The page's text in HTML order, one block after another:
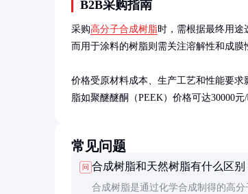
B2B采购指南
采购高分子合成树脂时，需根据最终用途
而用于涂料的树脂则需关注溶解性和成膜
价格受原材料成本、生产工艺和性能要
脂如聚醚醚酮（PEEK）价格可达30000
常见问题
问 合成树脂和天然树脂有什么区别
合成树脂是通过化学合成制得的高